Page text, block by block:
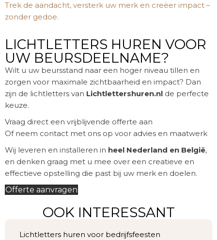
Trek de aandacht, versterk uw merk en creëer impact –
zonder gedoe.
LICHTLETTERS HUREN VOOR
UW BEURSDEELNAME?
Wilt u uw beursstand naar een hoger niveau tillen en
zorgen voor maximale zichtbaarheid en impact? Dan
zijn de lichtletters van Lichtlettershuren.nl de perfecte
keuze.
Vraag direct een vrijblijvende offerte aan
Of neem contact met ons op voor advies en maatwerk
Wij leveren en installeren in heel Nederland en België,
en denken graag met u mee over een creatieve en
effectieve opstelling die past bij uw merk en doelen.
Offerte aanvragen
OOK INTERESSANT
Lichtletters huren voor bedrijfsfeesten